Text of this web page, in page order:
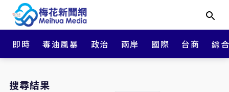
即時 毒油風暴 政治 兩岸 國際 台商 綜
搜尋結果